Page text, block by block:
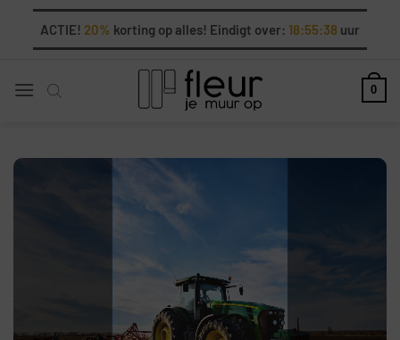
inhoud
ACTIE! 20% korting op alles! Eindigt over: 18:55:37 uur
0